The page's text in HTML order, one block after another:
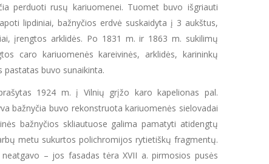
perduoti rusų kariuomenei. Tuomet buvo išgriauti
lipdiniai, bažnyčios erdvė suskaidyta į 3 aukštus,
įrengtos arklidės. Po 1831 m. ir 1863 m. sukilimų
caro kariuomenės kareivinės, arklidės, karininkų
pastatas buvo sunaikinta.
1924 m. į Vilnių grįžo karo kapelionas pal.
bažnyčia buvo rekonstruota kariuomenės sielovadai
bažnyčios skliautuose galima pamatyti atidengtų
metu sukurtos polichromijos rytietiškų fragmentų.
– jos fasadas tėra XVII a. pirmosios pusės